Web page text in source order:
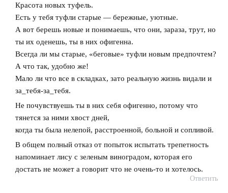
Красота новых туфель.
Есть у тебя туфли старые — бережные, уютные.
А вот берешь новые и понимаешь, что они, зараза, трут, но
ты их оденешь, ты в них офигенна.
Всегда ли мы старые, «беговые» туфли новым предпочтем?
А что так, удобно же!
Мало ли что все в складках, зато реальную жизнь видали и
за_тебя-за_тебя.
Не почувствуешь ты в них себя офигенно, потому что
тянется за ними хвост дней,
когда ты была нелепой, расстроенной, больной и сопливой.
В общем полный отказ от попыток испытать трепетность
напоминает лису с зеленым виноградом, которая его
достать не может а говорит что не очень-то и хотелось.
Ответить